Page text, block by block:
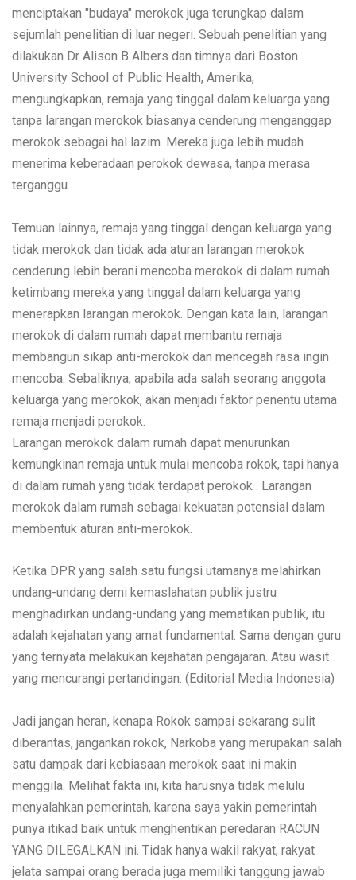
menciptakan "budaya" merokok juga terungkap dalam
sejumlah penelitian di luar negeri. Sebuah penelitian yang
dilakukan Dr Alison B Albers dan timnya dari Boston
University School of Public Health, Amerika,
mengungkapkan, remaja yang tinggal dalam keluarga yang
tanpa larangan merokok biasanya cenderung menganggap
merokok sebagai hal lazim. Mereka juga lebih mudah
menerima keberadaan perokok dewasa, tanpa merasa
terganggu.
Temuan lainnya, remaja yang tinggal dengan keluarga yang
tidak merokok dan tidak ada aturan larangan merokok
cenderung lebih berani mencoba merokok di dalam rumah
ketimbang mereka yang tinggal dalam keluarga yang
menerapkan larangan merokok. Dengan kata lain, larangan
merokok di dalam rumah dapat membantu remaja
membangun sikap anti-merokok dan mencegah rasa ingin
mencoba. Sebaliknya, apabila ada salah seorang anggota
keluarga yang merokok, akan menjadi faktor penentu utama
remaja menjadi perokok.
Larangan merokok dalam rumah dapat menurunkan
kemungkinan remaja untuk mulai mencoba rokok, tapi hanya
di dalam rumah yang tidak terdapat perokok . Larangan
merokok dalam rumah sebagai kekuatan potensial dalam
membentuk aturan anti-merokok.
Ketika DPR yang salah satu fungsi utamanya melahirkan
undang-undang demi kemaslahatan publik justru
menghadirkan undang-undang yang mematikan publik, itu
adalah kejahatan yang amat fundamental. Sama dengan guru
yang ternyata melakukan kejahatan pengajaran. Atau wasit
yang mencurangi pertandingan. (Editorial Media Indonesia)
Jadi jangan heran, kenapa Rokok sampai sekarang sulit
diberantas, jangankan rokok, Narkoba yang merupakan salah
satu dampak dari kebiasaan merokok saat ini makin
menggila. Melihat fakta ini, kita harusnya tidak melulu
menyalahkan pemerintah, karena saya yakin pemerintah
punya itikad baik untuk menghentikan peredaran RACUN
YANG DILEGALKAN ini. Tidak hanya wakil rakyat, rakyat
jelata sampai orang berada juga memiliki tanggung jawab